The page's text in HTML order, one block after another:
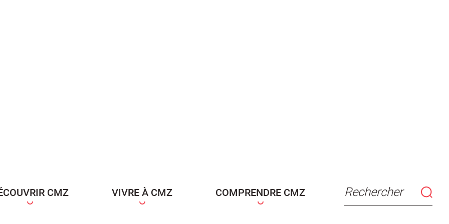
CMZ VIVRE À CMZ COMPRENDRE CMZ Rechercher